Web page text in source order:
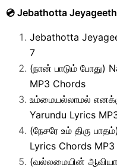
💿 Jebathotta
Jebathotta
7
(நான் பாடும் போது)
MP3 Chords
உம்மையல்லாமல்
Yarundu Lyrics
(நேசரே உம் திரு
Lyrics Chords MP3
(வல்லமையின்